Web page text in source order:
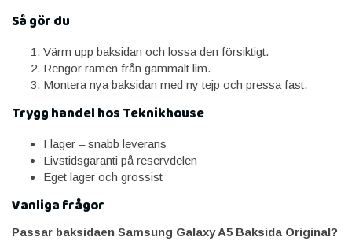
Så gör du
Värm upp baksidan och lossa den försiktigt.
Rengör ramen från gammalt lim.
Montera nya baksidan med ny tejp och pressa fast.
Trygg handel hos Teknikhouse
I lager – snabb leverans
Livstidsgaranti på reservdelen
Eget lager och grossist
Vanliga frågor
Passar baksidaen Samsung Galaxy A5 Baksida Original?